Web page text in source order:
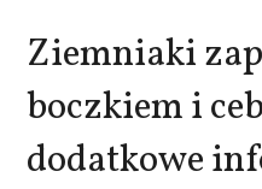
Ziemniaki
boczkiem i
dodatkowe